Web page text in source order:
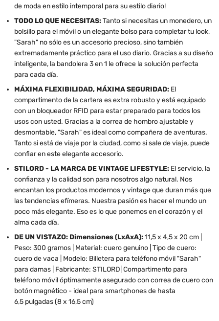
de moda en estilo intemporal para su estilo diario!
TODO LO QUE NECESITAS:Tanto si necesitas un monedero, un
bolsillo para el móvil o un elegante bolso para completar tu look,
"Sarah" no sólo es un accesorio precioso, sino también
extremadamente práctico para el uso diario. Gracias a su diseño
inteligente, la bandolera 3 en 1 le ofrece la solución perfecta
para cada día.
MÁXIMA FLEXIBILIDAD, MÁXIMA SEGURIDAD: El
compartimento de la cartera es extra robusto y está equipado
con un bloqueador RFID para estar preparado para todos los
usos con usted. Gracias a la correa de hombro ajustable y
desmontable, "Sarah" es ideal como compañera de aventuras.
Tanto si está de viaje por la ciudad, como si sale de viaje, puede
confiar en este elegante accesorio.
STILORD - LA MARCA DE VINTAGE LIFESTYLE: El servicio, la
confianza y la calidad son para nosotros algo natural. Nos
encantan los productos modernos y vintage que duran más que
las tendencias efímeras. Nuestra pasión es hacer el mundo un
poco más elegante. Eso es lo que ponemos en el corazón y el
alma cada día.
DE UN VISTAZO: Dimensiones (LxAxA):11,5 x 4,5 x 20 cm |
Peso: 300 gramos | Material: cuero genuino | Tipo de cuero:
cuero de vaca | Modelo: Billetera para teléfono móvil "Sarah"
para damas | Fabricante: STILORD| Compartimento para
teléfono móvil óptimamente asegurado con correa de cuero con
botón magnético - ideal para smartphones de hasta
6,5 pulgadas (8 x 16,5 cm)